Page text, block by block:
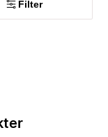
Filter